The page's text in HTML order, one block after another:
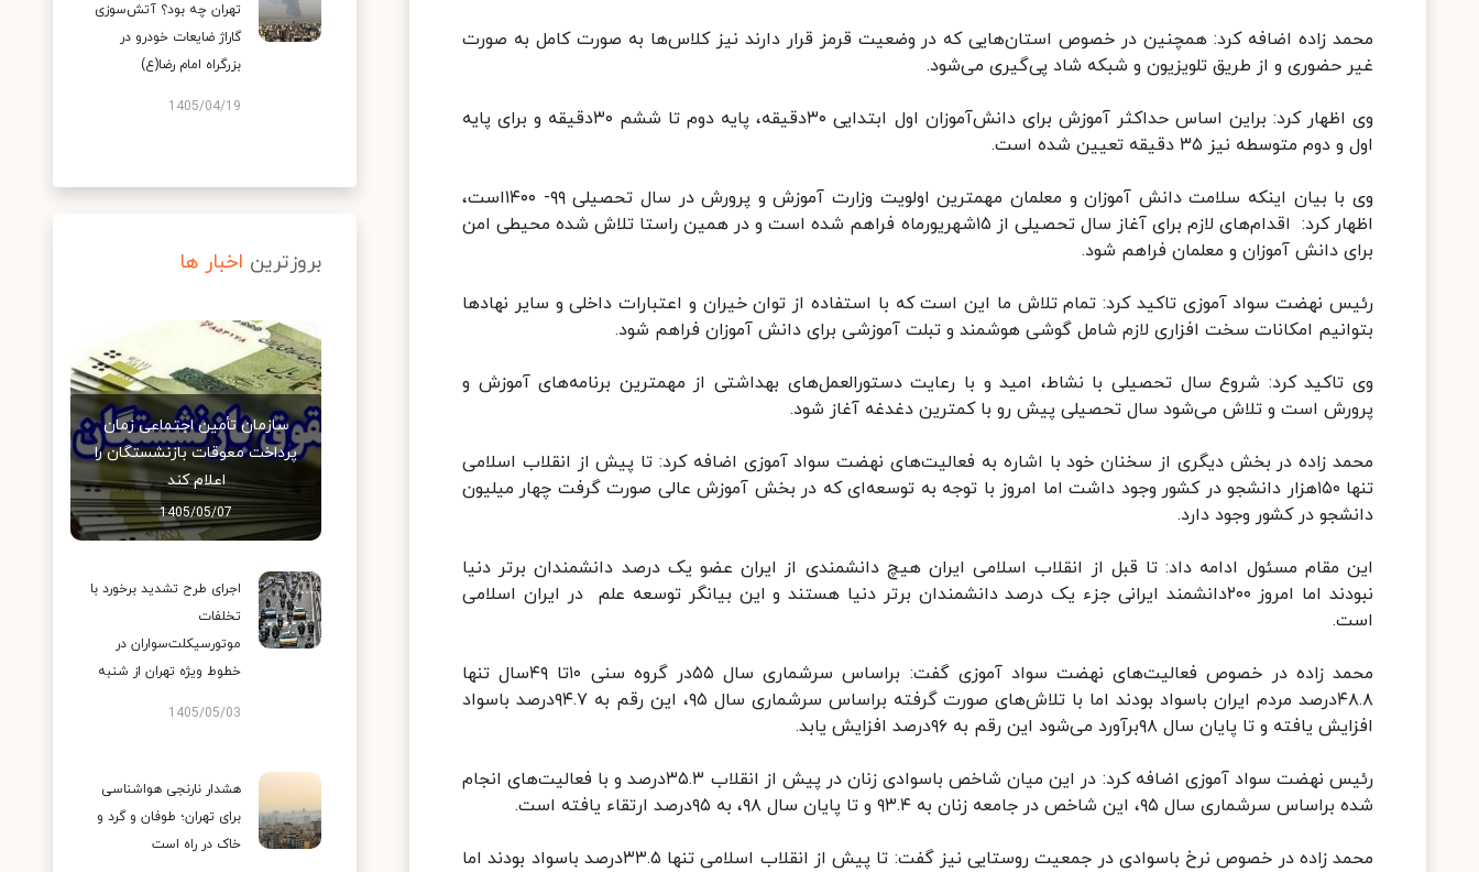
محمد زاده اضافه کرد: همچنین در خصوص استان‌هایی که در وضعیت قرمز قرار دارند نیز کلاس‌ها به صورت کامل به صورت
غیر حضوری و از طریق تلویزیون و شبکه شاد پی‌گیری می‌شود.
وی اظهار کرد: براین اساس حداکثر آموزش برای دانش‌آموزان اول ابتدایی ۳۰دقیقه، پایه دوم تا ششم ۳۰دقیقه و برای پایه
اول و دوم متوسطه نیز ۳۵ دقیقه تعیین شده است.
وی با بیان اینکه سلامت دانش آموزان و معلمان مهمترین اولویت وزارت آموزش و پرورش در سال تحصیلی ۹۹- ۱۴۰۰است،
اظهار کرد: اقدام‌های لازم برای آغاز سال تحصیلی از ۱۵شهریورماه فراهم شده است و در همین راستا تلاش شده محیطی امن
برای دانش آموزان و معلمان فراهم شود.
رئیس نهضت سواد آموزی تاکید کرد: تمام تلاش ما این است که با استفاده از توان خیران و اعتبارات داخلی و سایر نهادها
بتوانیم امکانات سخت افزاری لازم شامل گوشی هوشمند و تبلت آموزشی برای دانش آموزان فراهم شود.
وی تاکید کرد: شروع سال تحصیلی با نشاط، امید و با رعایت دستورالعمل‌های بهداشتی از مهمترین برنامه‌های آموزش و
پرورش است و تلاش می‌شود سال تحصیلی پیش رو با کمترین دغدغه آغاز شود.
محمد زاده در بخش دیگری از سخنان خود با اشاره به فعالیت‌های نهضت سواد آموزی اضافه کرد: تا پیش از انقلاب اسلامی
تنها ۱۵۰هزار دانشجو در کشور وجود داشت اما امروز با توجه به توسعه‌ای که در بخش آموزش عالی صورت گرفت چهار میلیون
دانشجو در کشور وجود دارد.
این مقام مسئول ادامه داد: تا قبل از انقلاب اسلامی ایران هیچ دانشمندی از ایران عضو یک درصد دانشمندان برتر دنیا
نبودند اما امروز ۲۰۰دانشمند ایرانی جزء یک درصد دانشمندان برتر دنیا هستند و این بیانگر توسعه علم در ایران اسلامی
است.
محمد زاده در خصوص فعالیت‌های نهضت سواد آموزی گفت: براساس سرشماری سال ۵۵در گروه سنی ۱۰تا ۴۹سال تنها
۴۸.۸درصد مردم ایران باسواد بودند اما با تلاش‌های صورت گرفته براساس سرشماری سال ۹۵، این رقم به ۹۴.۷درصد باسواد
افزایش یافته و تا پایان سال ۹۸برآورد می‌شود این رقم به ۹۶درصد افزایش یابد.
رئیس نهضت سواد آموزی اضافه کرد: در این میان شاخص باسوادی زنان در پیش از انقلاب ۳۵.۳درصد و با فعالیت‌های انجام
شده براساس سرشماری سال ۹۵، این شاخص در جامعه زنان به ۹۳.۴ و تا پایان سال ۹۸، به ۹۵درصد ارتقاء یافته است.
محمد زاده در خصوص نرخ باسوادی در جمعیت روستایی نیز گفت: تا پیش از انقلاب اسلامی تنها ۳۳.۵درصد باسواد بودند اما
تهران چه بود؟ آتش‌سوزی
گاراژ ضایعات خودرو در
بزرگراه امام رضا(ع)
1405/04/19
بروزترین اخبار ها
سازمان تأمین اجتماعی زمان
پرداخت معوقات بازنشستگان را
اعلام کند
1405/05/07
اجرای طرح تشدید برخورد با
تخلفات
موتورسیکلت‌سواران در
خطوط ویژه تهران از شنبه
1405/05/03
هشدار نارنجی هواشناسی
برای تهران؛ طوفان و گرد و
خاک در راه است